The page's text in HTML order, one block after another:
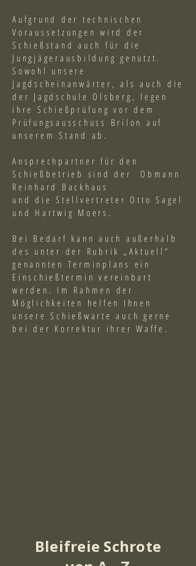
Aufgrund der technischen
Voraussetzungen wird der
Schießstand auch für die
Jungjägerausbildung genutzt.
Sowohl unsere
Jagdscheinanwärter, als auch die
der Jagdschule Olsberg, legen
ihre Schießprüfung vor dem
Prüfungsausschuss Brilon auf
unserem Stand ab.
Ansprechpartner für den
Schießbetrieb sind der Obmann
Reinhard Backhaus
und die Stellvertreter Otto Sagel
und Hartwig Moers.
Bei Bedarf kann auch außerhalb
des unter der Rubrik „ Aktuell “
genannten Terminplans ein
Einschießtermin vereinbart
werden. Im Rahmen der
Möglichkeiten helfen Ihnen
unsere Schießwarte auch gerne
bei der Korrektur ihrer Waffe.
Bleifreie Schrote